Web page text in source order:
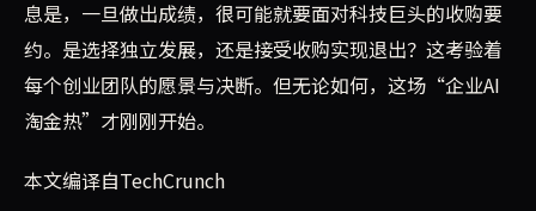
息是，一旦做出成绩，很可能就要面对科技巨头的收购要
约。是选择独立发展，还是接受收购实现退出？这考验着
每个创业团队的愿景与决断。但无论如何，这场“企业AI
淘金热”才刚刚开始。
本文编译自TechCrunch